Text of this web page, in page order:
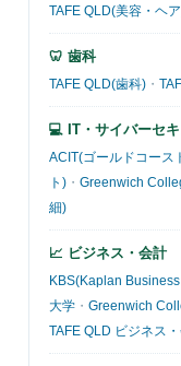
TAFE QLD(美容・ヘ
🦷 歯科
TAFE QLD(歯科) ・
💻 IT・サイバーセ
ACIT(ゴールドコース
ト) ・ Greenwich
細)
📈 ビジネス・会計
KBS(Kaplan
大学 ・ Greenwich
TAFE QLD ビジネス